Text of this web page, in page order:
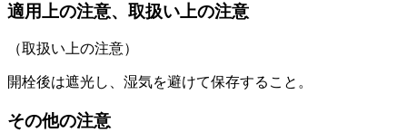
適用上の注意、取扱い上の注意
（取扱い上の注意）
開栓後は遮光し、湿気を避けて保存すること。
その他の注意